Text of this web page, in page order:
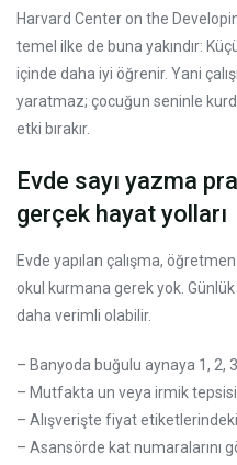
Harvard Center on the
temel ilke de buna yakındır:
içinde daha iyi öğrenir. Yani
yaratmaz; çocuğun seninle
etki bırakır.
Evde sayı yazma
gerçek hayat yolları
Evde yapılan çalışma,
okul kurmana gerek yok.
daha verimli olabilir.
– Banyoda buğulu aynaya 1, 2,
– Mutfakta un veya irmik
– Alışverişte fiyat
– Asansörde kat numaralarını